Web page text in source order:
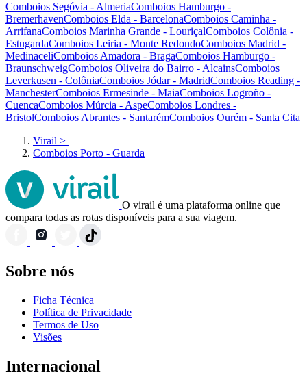
Comboios Segóvia - AlmeriaComboios Hamburgo -
BremerhavenComboios Elda - BarcelonaComboios Caminha -
ArrifanaComboios Marinha Grande - LouriçalComboios Colônia -
EstugardaComboios Leiria - Monte RedondoComboios Madrid -
MedinaceliComboios Amadora - BragaComboios Hamburgo -
BraunschweigComboios Oliveira do Bairro - AlcainsComboios
Leverkusen - ColôniaComboios Jódar - MadridComboios Reading -
ManchesterComboios Ermesinde - MaiaComboios Logroño -
CuencaComboios Múrcia - AspeComboios Londres -
BristolComboios Abrantes - SantarémComboios Ourém - Santa Cita
Virail >
Comboios Porto - Guarda
O virail é uma plataforma online que
compara todas as rotas disponíveis para a sua viagem.
Sobre nós
Ficha Técnica
Política de Privacidade
Termos de Uso
Visões
Internacional